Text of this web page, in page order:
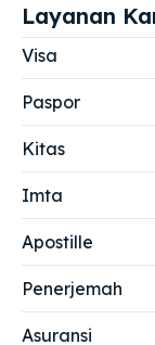
Layanan
Visa
Paspor
Kitas
Imta
Apostille
Penerjemah
Asuransi